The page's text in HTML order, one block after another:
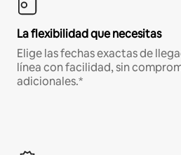
La flexibilidad que necesitas
Elige las fechas exactas de
línea con facilidad, sin
adicionales.*